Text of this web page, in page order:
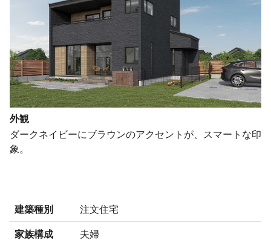
外観
ダークネイビーにブラウンのアクセントが、スマートな印
象。
建築種別 注文住宅
家族構成 夫婦